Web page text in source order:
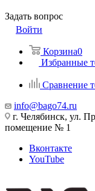
Задать вопрос
Войти
Корзина0
Избранные
Сравнение
info@bago74.ru
г. Челябинск, ул.
помещение № 1
Вконтакте
YouTube